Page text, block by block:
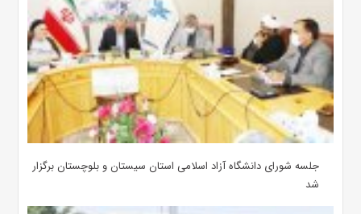
جلسه شورای دانشگاه آزاد اسلامی استان سیستان و بلوچستان برگزار
شد